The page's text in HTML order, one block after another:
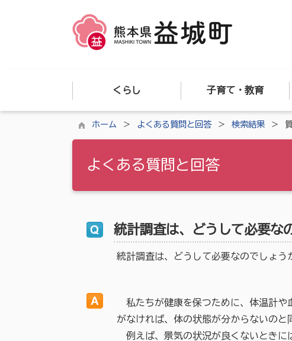
くらし 子育て・教育
ホーム よくある質問と回答 検索結果
よくある質問と回答
統計調査は、どうして必要な
統計調査は、どうして必要なのでしょう
私たちが健康を保つために、体温計や
がなければ、体の状態が分からないのと
例えば、景気の状況が良くないときに